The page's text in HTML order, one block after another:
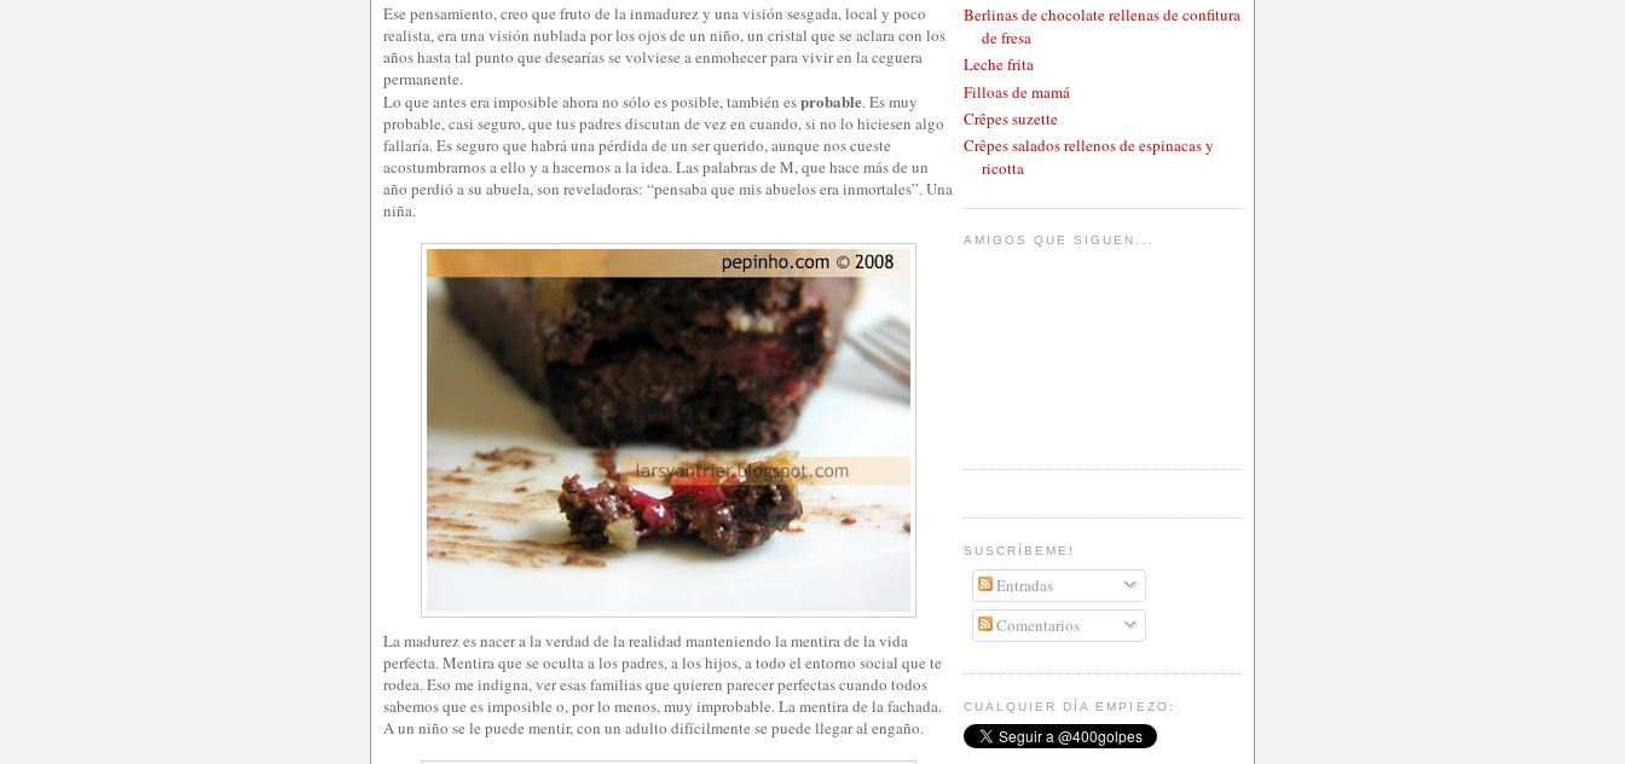
Ese pensamiento, creo que fruto de la inmadurez y una visión sesgada, local y poco
realista, era una visión nublada por los ojos de un niño, un cristal que se aclara con los
años hasta tal punto que desearías se volviese a enmohecer para vivir en la ceguera
permanente.
Lo que antes era imposible ahora no sólo es posible, también esprobable. Es muy
probable, casi seguro, que tus padres discutan de vez en cuando, si no lo hiciesen algo
fallaría. Es seguro que habrá una pérdida de un ser querido, aunque nos cueste
acostumbrarnos a ello y a hacernos a la idea. Las palabras de M, que hace más de un
año perdió a su abuela, son reveladoras: “pensaba que mis abuelos era inmortales”. Una
niña.
La madurez es nacer a la verdad de la realidad manteniendo la mentira de la vida
perfecta. Mentira que se oculta a los padres, a los hijos, a todo el entorno social que te
rodea. Eso me indigna, ver esas familias que quieren parecer perfectas cuando todos
sabemos que es imposible o, por lo menos, muy improbable. La mentira de la fachada.
A un niño se le puede mentir, con un adulto difícilmente se puede llegar al engaño.
Berlinas de chocolate rellenas de confitura
de fresa
Leche frita
Filloas de mamá
Crêpes suzette
Crêpes salados rellenos de espinacas y
ricotta
AMIGOS QUE SIGUEN...
SUSCRÍBEME!
Entradas
Comentarios
CUALQUIER DÍA EMPIEZO: